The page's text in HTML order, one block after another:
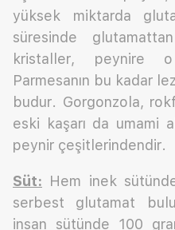
yüksek miktarda
süresinde
kristaller, peynire
Parmesanın bu kadar
budur. Gorgonzola,
eski kaşarı da umami
peynir çeşitlerindendir.
Süt: Hem inek
serbest glutamat
insan sütünde 100